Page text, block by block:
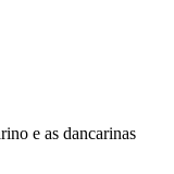
e as dancarinas